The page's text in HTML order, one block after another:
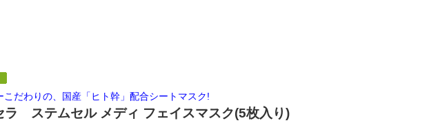
こだわりの、国産「ヒト幹」配合シートマスク!
ラ ステムセル メディ フェイスマスク(5枚入り)